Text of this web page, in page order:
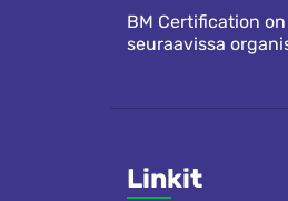
BM Certification
seuraavissa
Linkit